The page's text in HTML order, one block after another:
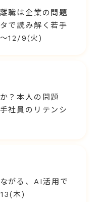
職は企業の問題
で読み解く若手
12/9(火)
？本人の問題
社員のリテンシ
がる、AI活用で
木)